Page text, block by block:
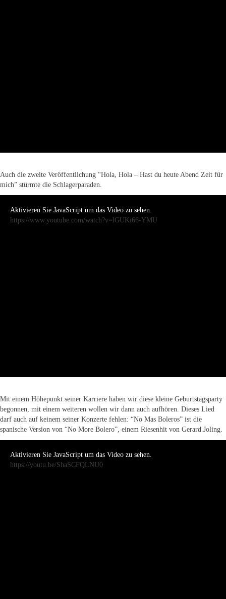
Auch die zweite Veröffentlichung “Hola, Hola – Hast du heute Abend Zeit für
mich” stürmte die Schlagerparaden.
Aktivieren Sie JavaScript um das Video zu sehen.
https://www.youtube.com/watch?v=lGUKi66-YMU
Mit einem Höhepunkt seiner Karriere haben wir diese kleine Geburtstagsparty
begonnen, mit einem weiteren wollen wir dann auch aufhören. Dieses Lied
darf auch auf keinem seiner Konzerte fehlen: “No Mas Boleros” ist die
spanische Version von “No More Bolero”, einem Riesenhit von Gerard Joling.
Aktivieren Sie JavaScript um das Video zu sehen.
https://youtu.be/ShaSCFQLNU0